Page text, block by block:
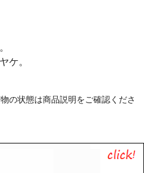
ケ。
の状態は商品説明をご確認くださ